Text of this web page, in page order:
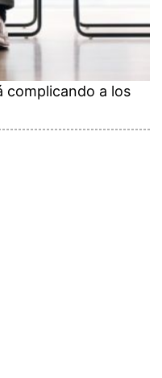
complicando a los